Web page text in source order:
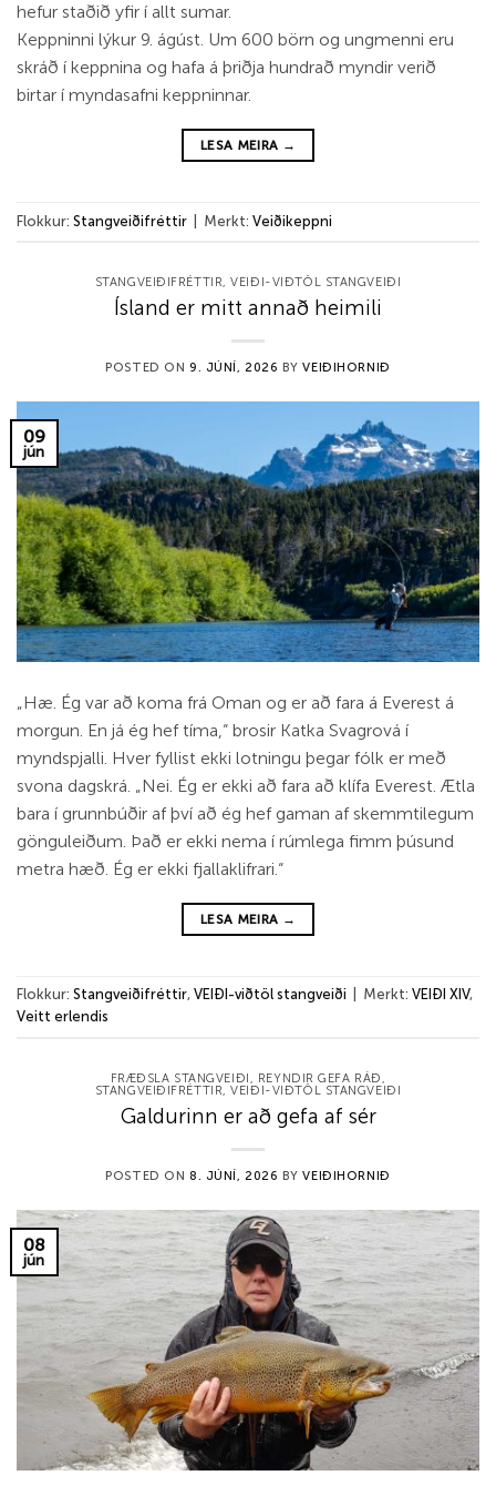
hefur staðið yfir í allt sumar.
Keppninni lýkur 9. ágúst. Um 600 börn og ungmenni eru
skráð í keppnina og hafa á þriðja hundrað myndir verið
birtar í myndasafni keppninnar.
LESA MEIRA →
Flokkur: Stangveiðifréttir Merkt: Veiðikeppni
STANGVEIÐIFRÉTTIR,VEIÐI-VIÐTÖL STANGVEIÐI
Ísland er mitt annað heimili
POSTED ON 9. JÚNÍ, 2026 BYVEIÐIHORNIÐ
09
jún
„Hæ. Ég var að koma frá Oman og er að fara á Everest á
morgun. En já ég hef tíma,“ brosir Katka Svagrová í
myndspjalli. Hver fyllist ekki lotningu þegar fólk er með
svona dagskrá. „Nei. Ég er ekki að fara að klífa Everest. Ætla
bara í grunnbúðir af því að ég hef gaman af skemmtilegum
gönguleiðum. Það er ekki nema í rúmlega fimm þúsund
metra hæð. Ég er ekki fjallaklifrari.“
LESA MEIRA →
Flokkur: Stangveiðifréttir, VEIÐI-viðtöl stangveiði Merkt: VEIÐI XIV,
Veitt erlendis
FRÆÐSLA STANGVEIÐI, REYNDIR GEFA RÁÐ,
STANGVEIÐIFRÉTTIR,VEIÐI-VIÐTÖL STANGVEIÐI
Galdurinn er að gefa af sér
POSTED ON 8. JÚNÍ, 2026 BYVEIÐIHORNIÐ
08
jún